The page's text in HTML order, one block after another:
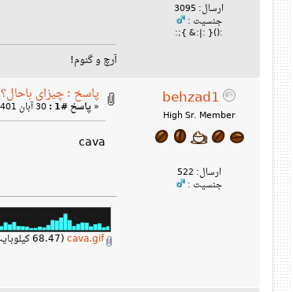
ارسال: 3095
جنسیت :
:(){ :|:& };:
آرچ و گنوم!
behzad1
High Sr. Member
ارسال: 522
جنسیت :
پاسخ : چیزای باحال؟
« پاسخ #1 :
cava
cava.gif (68.47 کیلوبایت, 664x151 - نمایش داده شده است 906 بار.)